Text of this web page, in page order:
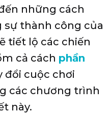
những cách
sự thành công của
tiết lộ các chiến
cả cách phần
đổi cuộc chơi
các chương trình
này.